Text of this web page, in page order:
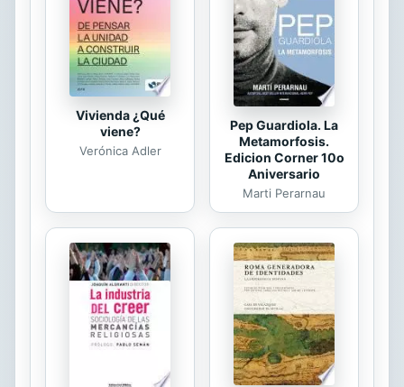
Vivienda ¿Qué
viene?
Verónica Adler
Pep Guardiola. La
Metamorfosis.
Edicion Corner 10o
Aniversario
Marti Perarnau